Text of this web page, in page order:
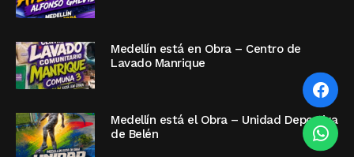
Medellín está en Obra – Centro de
Lavado Manrique
Medellín está el Obra – Unidad Deportiva
de Belén